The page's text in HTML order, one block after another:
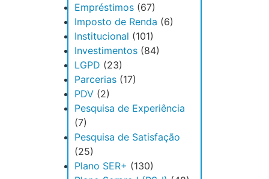
Empréstimos (67)
Imposto de Renda (6)
Institucional (101)
Investimentos (84)
LGPD (23)
Parcerias (17)
PDV (2)
Pesquisa de Experiência
(7)
Pesquisa de Satisfação
(25)
Plano SER+ (130)